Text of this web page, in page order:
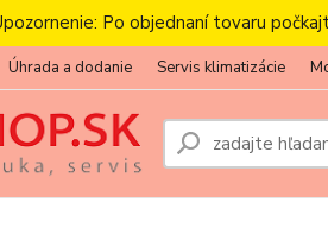
Po objednaní tovaru
Úhrada a dodanie Servis klimatizácie